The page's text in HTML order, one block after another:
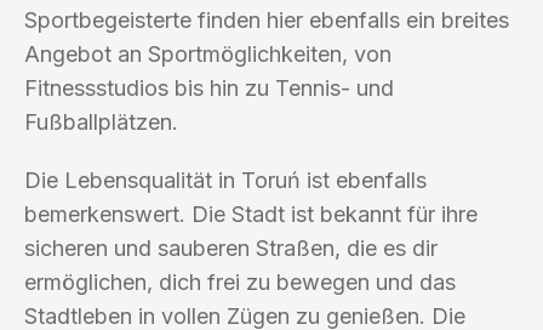
Sportbegeisterte finden hier ebenfalls ein breites
Angebot an Sportmöglichkeiten, von
Fitnessstudios bis hin zu Tennis- und
Fußballplätzen.
Die Lebensqualität in Toruń ist ebenfalls
bemerkenswert. Die Stadt ist bekannt für ihre
sicheren und sauberen Straßen, die es dir
ermöglichen, dich frei zu bewegen und das
Stadtleben in vollen Zügen zu genießen. Die